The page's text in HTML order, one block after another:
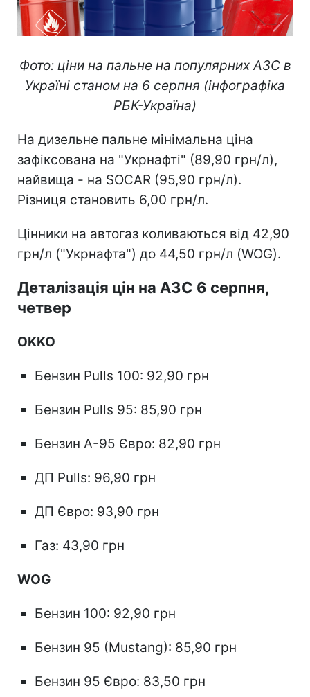
Фото: ціни на пальне на популярних АЗС в
Україні станом на 6 серпня (інфографіка
РБК-Україна)
На дизельне пальне мінімальна ціна
зафіксована на "Укрнафті" (89,90 грн/л),
найвища - на SOCAR (95,90 грн/л).
Різниця становить 6,00 грн/л.
Цінники на автогаз коливаються від 42,90
грн/л ("Укрнафта") до 44,50 грн/л (WOG).
Деталізація цін на АЗС 6 серпня,
четвер
OKKO
Бензин Pulls 100: 92,90 грн
Бензин Pulls 95: 85,90 грн
Бензин А-95 Євро: 82,90 грн
ДП Pulls: 96,90 грн
ДП Євро: 93,90 грн
Газ: 43,90 грн
WOG
Бензин 100: 92,90 грн
Бензин 95 (Mustang): 85,90 грн
Бензин 95 Євро: 83,50 грн